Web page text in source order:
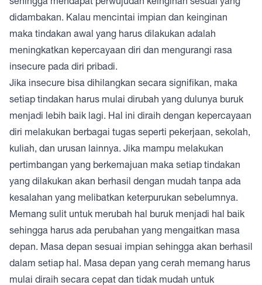
didambakan. Kalau mencintai impian dan keinginan
maka tindakan awal yang harus dilakukan adalah
meningkatkan kepercayaan diri dan mengurangi rasa
insecure pada diri pribadi.
Jika insecure bisa dihilangkan secara signifikan, maka
setiap tindakan harus mulai dirubah yang dulunya buruk
menjadi lebih baik lagi. Hal ini diraih dengan kepercayaan
diri melakukan berbagai tugas seperti pekerjaan, sekolah,
kuliah, dan urusan lainnya. Jika mampu melakukan
pertimbangan yang berkemajuan maka setiap tindakan
yang dilakukan akan berhasil dengan mudah tanpa ada
kesalahan yang melibatkan keterpurukan sebelumnya.
Memang sulit untuk merubah hal buruk menjadi hal baik
sehingga harus ada perubahan yang mengaitkan masa
depan. Masa depan sesuai impian sehingga akan berhasil
dalam setiap hal. Masa depan yang cerah memang harus
mulai diraih secara cepat dan tidak mudah untuk